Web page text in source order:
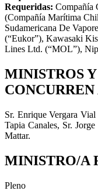
Requeridas: Compañía
(Compañía Marítima
Sudamericana De
(“Eukor”), Kawasaki
Lines Ltd. (“MOL”),
MINISTROS
Sr. Enrique Vergara
Tapia Canales, Sr.
Mattar.
MINISTRO/A
Pleno